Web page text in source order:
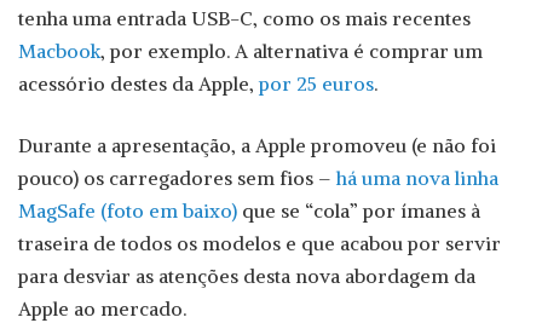
tenha uma entrada USB-C, como os mais recentes
Macbook, por exemplo. A alternativa é comprar um
acessório destes da Apple,por 25 euros.
Durante a apresentação, a Apple promoveu (e não foi
pouco) os carregadores sem fios – há uma nova linha
MagSafe (foto em baixo) que se “cola” por ímanes à
traseira de todos os modelos e que acabou por servir
para desviar as atenções desta nova abordagem da
Apple ao mercado.